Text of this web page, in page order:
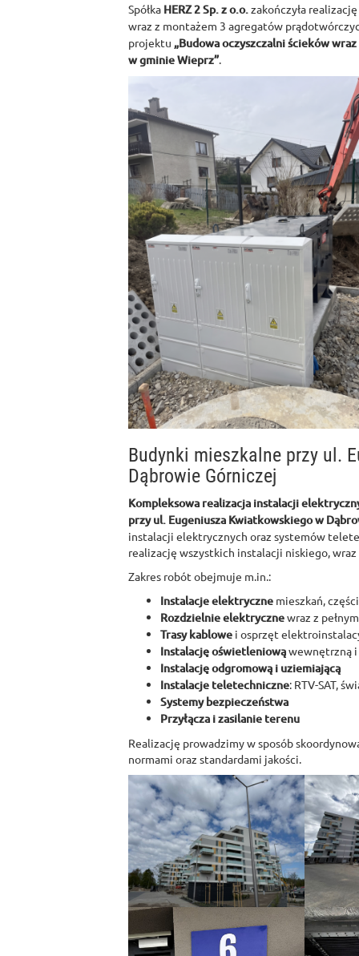
Spółka HERZ 2 Sp. z o.o.zakończyła
wraz z montażem 3 agregatów
projektu „Budowa oczyszczalni ścieków
w gminie Wieprz”.
Budynki mieszkalne przy ul.
Dąbrowie Górniczej
Kompleksowa realizacja instalacji
przy ul. Eugeniusza Kwiatkowskiego w
instalacji elektrycznych oraz systemów
realizację wszystkich instalacji niskiego,
Zakres robót obejmuje m.in.:
Instalacje elektryczne mieszkań,
Rozdzielnie elektrycznewraz z
Trasy kablowe i osprzęt
Instalację oświetleniowąwewnętrzną
Instalację odgromową i uziemiającą
Instalacje teletechniczne: RTV-SAT,
Systemy bezpieczeństwa
Przyłącza i zasilanie terenu
Realizację prowadzimy w sposób
normami oraz standardami jakości.